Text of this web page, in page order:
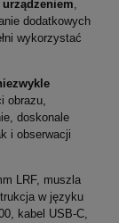
,
dodatkowych
wykorzystać
obrazu,
doskonale
i obserwacji
LRF, muszla
w języku
kabel USB-C,